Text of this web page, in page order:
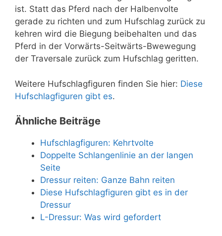
ist. Statt das Pferd nach der Halbenvolte
gerade zu richten und zum Hufschlag zurück zu
kehren wird die Biegung beibehalten und das
Pferd in der Vorwärts-Seitwärts-Bwewegung
der Traversale zurück zum Hufschlag geritten.
Weitere Hufschlagfiguren finden Sie hier: Diese
Hufschlagfiguren gibt es.
Ähnliche Beiträge
Hufschlagfiguren: Kehrtvolte
Doppelte Schlangenlinie an der langen
Seite
Dressur reiten: Ganze Bahn reiten
Diese Hufschlagfiguren gibt es in der
Dressur
L-Dressur: Was wird gefordert